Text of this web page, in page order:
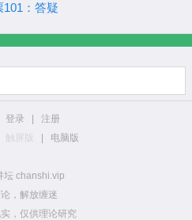
：答疑
登录
注册
触屏版 电脑版
坛 chanshi.vip
，解放缠迷
，仅供理论研究